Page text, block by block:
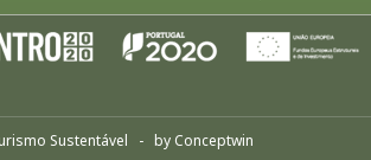
Sustentável - by Conceptwin